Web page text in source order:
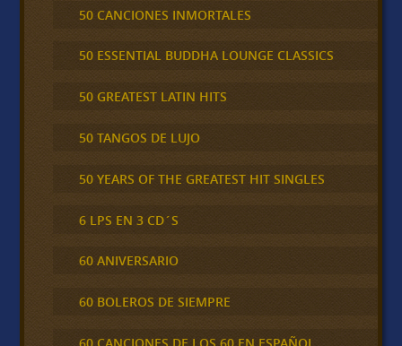
50 CANCIONES INMORTALES
50 ESSENTIAL BUDDHA LOUNGE CLASSICS
50 GREATEST LATIN HITS
50 TANGOS DE LUJO
50 YEARS OF THE GREATEST HIT SINGLES
6 LPS EN 3 CD´S
60 ANIVERSARIO
60 BOLEROS DE SIEMPRE